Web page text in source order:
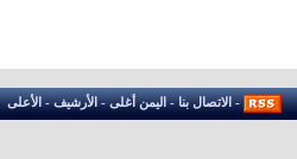
-الاتصال بنا-اليمن أغلى-الأرشيف-الأعلى